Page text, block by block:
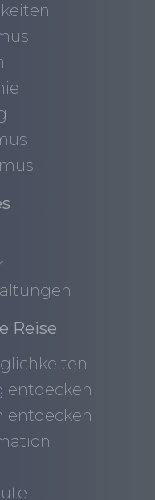
Reise
entdecken
entdecken